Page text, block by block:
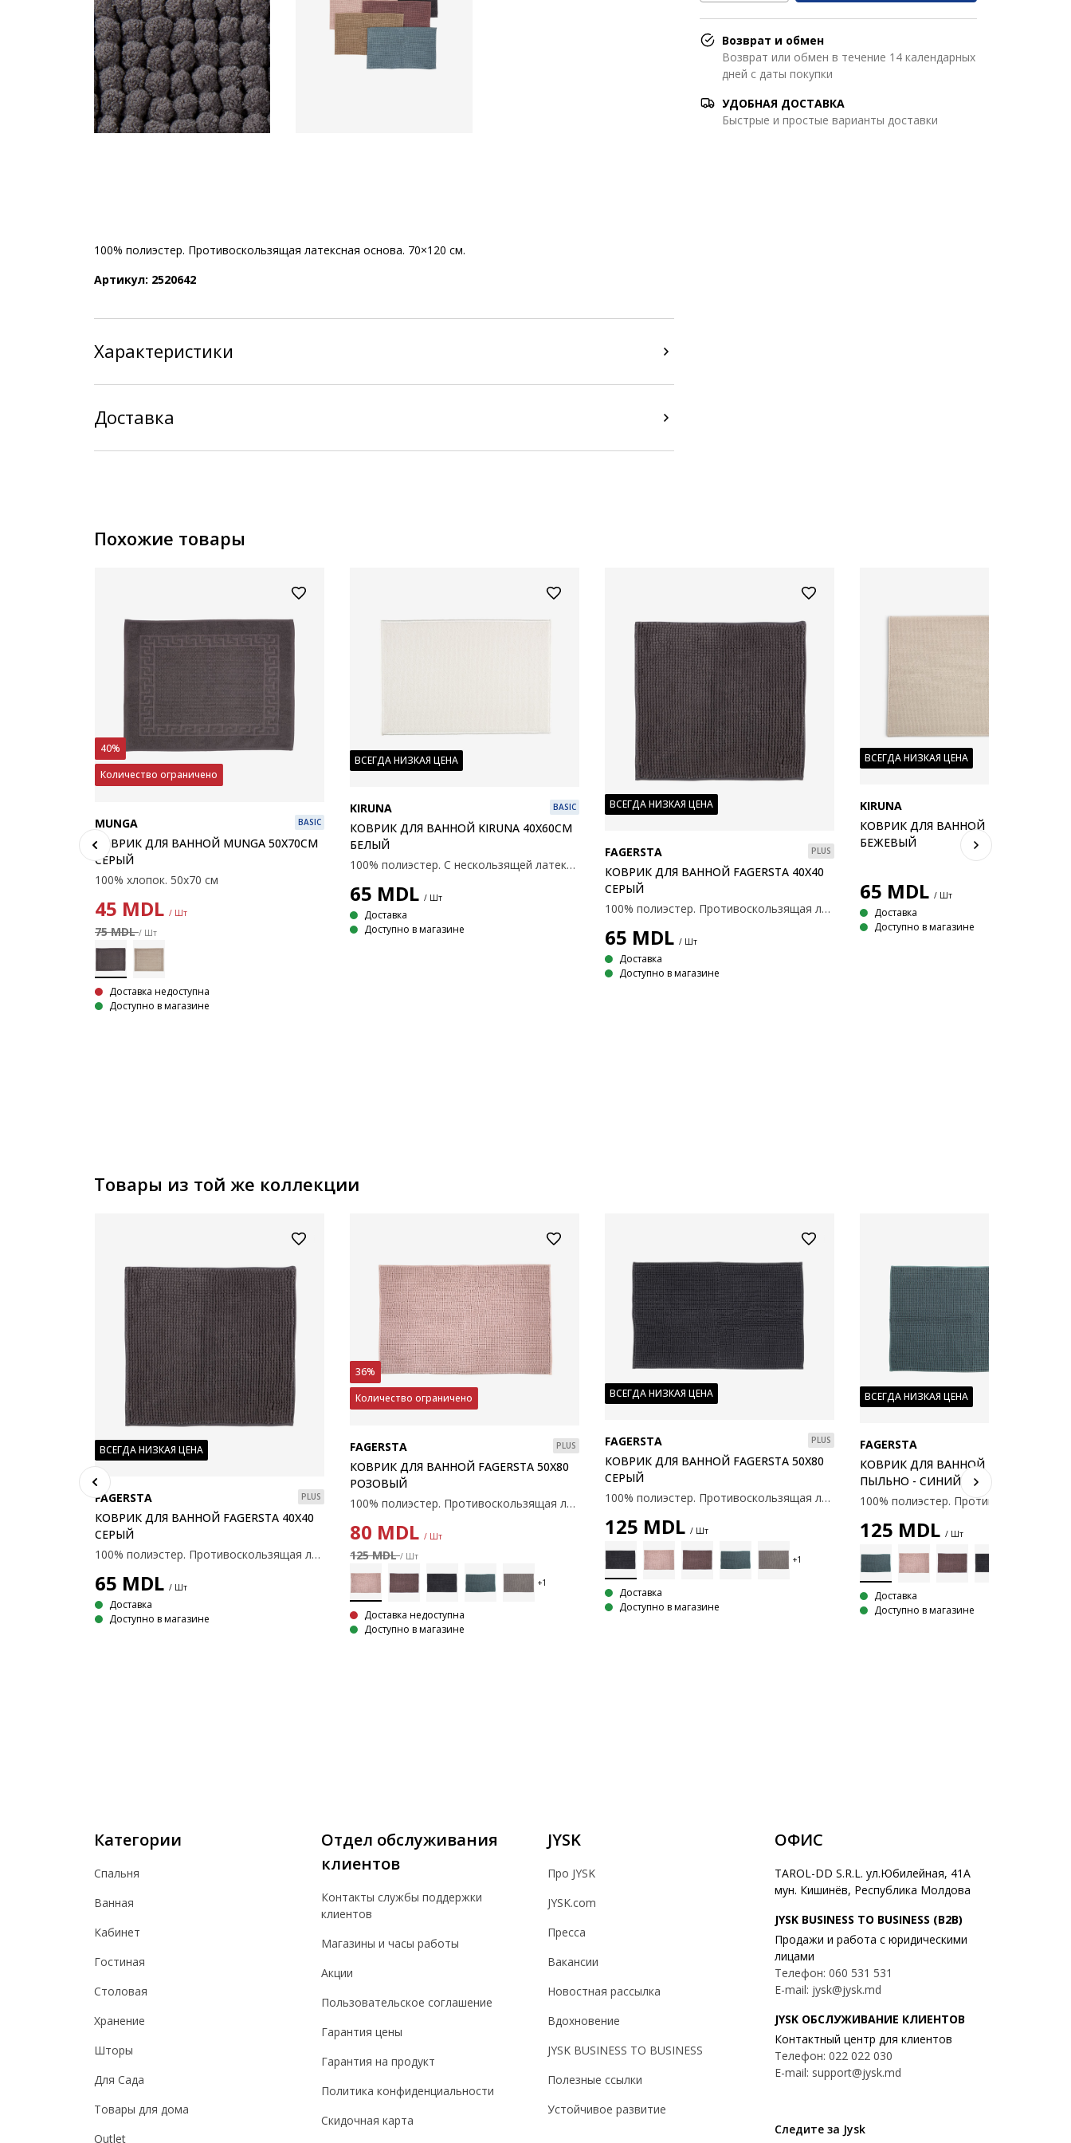
Возврат и обмен
Возврат или обмен в течение 14 календарных
дней с даты покупки
УДОБНАЯ ДОСТАВКА
Быстрые и простые варианты доставки
100% полиэстер. Противоскользящая латексная основа. 70×120 см.
Артикул: 2520642
Характеристики
Доставка
Похожие товары
40%
Количество ограничено
MUNGA BASIC
КОВРИК ДЛЯ ВАННОЙ MUNGA 50X70СМ
СЕРЫЙ
100% хлопок. 50х70 см
45 MDL / Шт
75 MDL/ Шт
Доставка недоступна
Доступно в магазине
ВСЕГДА НИЗКАЯ ЦЕНА
KIRUNA BASIC
КОВРИК ДЛЯ ВАННОЙ KIRUNA 40X60СМ
БЕЛЫЙ
100% полиэстер. С нескользящей латексной основой. 40x60 см
65 MDL / Шт
Доставка
Доступно в магазине
ВСЕГДА НИЗКАЯ ЦЕНА
FAGERSTA PLUS
КОВРИК ДЛЯ ВАННОЙ FAGERSTA 40X40
СЕРЫЙ
100% полиэстер. Противоскользящая латексная основа. 40×40 см.
65 MDL / Шт
Доставка
Доступно в магазине
ВСЕГДА НИЗКАЯ ЦЕНА
KIRUNA
КОВРИК ДЛЯ ВАННОЙ KIRUNA 40X60,
БЕЖЕВЫЙ
65 MDL / Шт
Доставка
Доступно в магазине
Товары из той же коллекции
ВСЕГДА НИЗКАЯ ЦЕНА
FAGERSTA PLUS
КОВРИК ДЛЯ ВАННОЙ FAGERSTA 40X40
СЕРЫЙ
100% полиэстер. Противоскользящая латексная основа. 40×40 см.
65 MDL / Шт
Доставка
Доступно в магазине
36%
Количество ограничено
FAGERSTA PLUS
КОВРИК ДЛЯ ВАННОЙ FAGERSTA 50X80
РОЗОВЫЙ
100% полиэстер. Противоскользящая латексная основа. 50×80 см.
80 MDL / Шт
125 MDL/ Шт
Доставка недоступна
Доступно в магазине
ВСЕГДА НИЗКАЯ ЦЕНА
FAGERSTA PLUS
КОВРИК ДЛЯ ВАННОЙ FAGERSTA 50X80
СЕРЫЙ
100% полиэстер. Противоскользящая латексная основа. 50×80 см.
125 MDL / Шт
Доставка
Доступно в магазине
ВСЕГДА НИЗКАЯ ЦЕНА
FAGERSTA
КОВРИК ДЛЯ ВАННОЙ FAGERSTA
ПЫЛЬНО - СИНИЙ
125 MDL / Шт
Доставка
Доступно в магазине
Категории
Спальня
Ванная
Кабинет
Гостиная
Столовая
Хранение
Шторы
Для Сада
Товары для дома
Outlet
Отдел обслуживания
клиентов
Контакты службы поддержки
клиентов
Магазины и часы работы
Акции
Пользовательское соглашение
Гарантия цены
Гарантия на продукт
Политика конфиденциальности
Скидочная карта
JYSK
Про JYSK
JYSK.com
Пресса
Вакансии
Новостная рассылка
Вдохновение
JYSK BUSINESS TO BUSINESS
Полезные ссылки
Устойчивое развитие
ОФИС
TAROL-DD S.R.L. ул.Юбилейная, 41A
мун. Кишинёв, Республика Молдова
JYSK BUSINESS TO BUSINESS (B2B)
Продажи и работа с юридическими
лицами
Телефон: 060 531 531
E-mail: jysk@jysk.md
JYSK ОБСЛУЖИВАНИЕ КЛИЕНТОВ
Контактный центр для клиентов
Телефон: 022 022 030
E-mail: support@jysk.md
Следите за Jysk